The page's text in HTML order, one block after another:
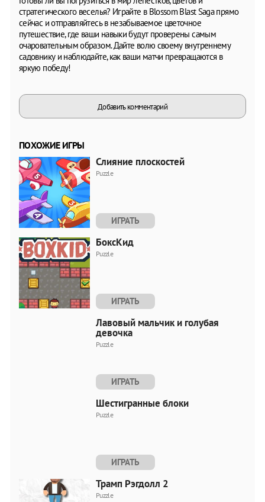
стратегического веселья? Играйте в Blossom Blast Saga прямо
сейчас и отправляйтесь в незабываемое цветочное
путешествие, где ваши навыки будут проверены самым
очаровательным образом. Дайте волю своему внутреннему
садовнику и наблюдайте, как ваши матчи превращаются в
яркую победу!
Добавить комментарий
ПОХОЖИЕ ИГРЫ
Слияние плоскостей
Puzzle
ИГРАТЬ
БоксКид
Puzzle
ИГРАТЬ
Лавовый мальчик и голубая
девочка
Puzzle
ИГРАТЬ
Шестигранные блоки
Puzzle
ИГРАТЬ
Трамп Рэгдолл 2
Puzzle